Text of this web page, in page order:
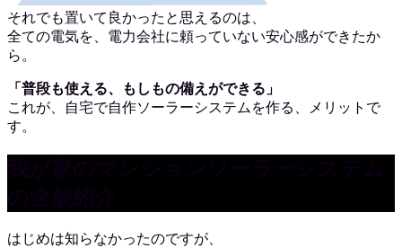
それでも置いて良かったと思えるのは、
全ての電気を、電力会社に頼っていない安心感ができたか
ら。
「普段も使える、もしもの備えができる」
これが、自宅で自作ソーラーシステムを作る、メリットで
す。
はじめは知らなかったのですが、